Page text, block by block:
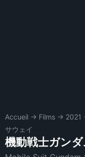
Accueil → Films → 2021
サウェイ
機動戦士ガン